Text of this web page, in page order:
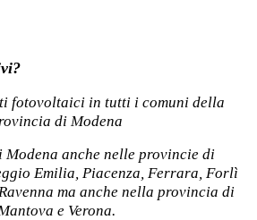
fotovoltaici in tutti i comuni della
di Modena
anche nelle provincie di
Emilia, Piacenza, Ferrara, Forlì
ma anche nella provincia di
e Verona.